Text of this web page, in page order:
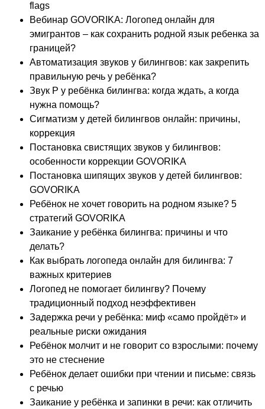
flags
Вебинар GOVORIKA: Логопед онлайн для
эмигрантов – как сохранить родной язык ребенка за
границей?
Автоматизация звуков у билингвов: как закрепить
правильную речь у ребёнка?
Звук Р у ребёнка билингва: когда ждать, а когда
нужна помощь?
Сигматизм у детей билингвов онлайн: причины,
коррекция
Постановка свистящих звуков у билингвов:
особенности коррекции GOVORIKA
Постановка шипящих звуков у детей билингвов:
GOVORIKA
Ребёнок не хочет говорить на родном языке? 5
стратегий GOVORIKA
Заикание у ребёнка билингва: причины и что
делать?
Как выбрать логопеда онлайн для билингва: 7
важных критериев
Логопед не помогает билингву? Почему
традиционный подход неэффективен
Задержка речи у ребёнка: миф «само пройдёт» и
реальные риски ожидания
Ребёнок молчит и не говорит со взрослыми: почему
это не стеснение
Ребёнок делает ошибки при чтении и письме: связь
с речью
Заикание у ребёнка и запинки в речи: как отличить